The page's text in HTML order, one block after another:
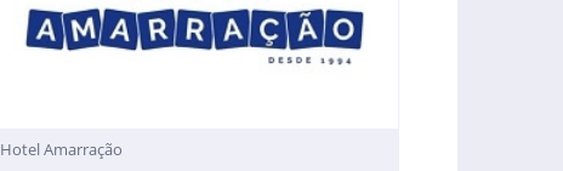
Hotel Amarração